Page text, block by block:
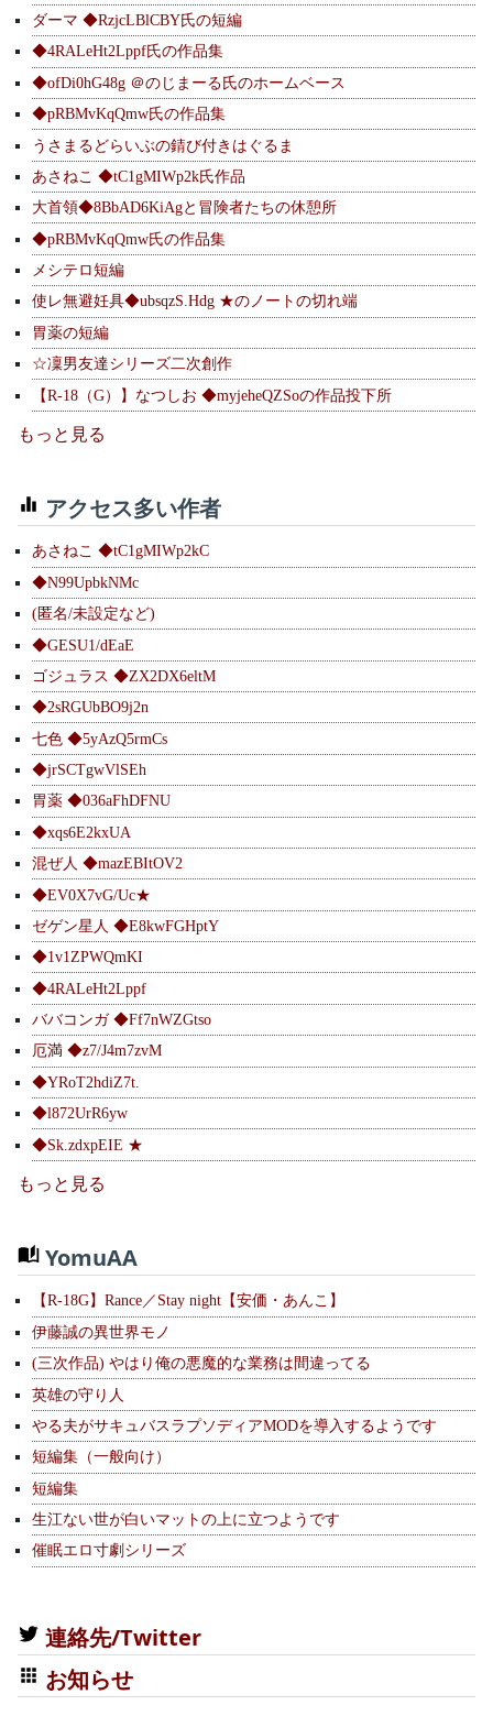
ダーマ ◆RzjcLBlCBY氏の短編
◆4RALeHt2Lppf氏の作品集
◆ofDi0hG48g ＠のじまーる氏のホームベース
◆pRBMvKqQmw氏の作品集
うさまるどらいぶの錆び付きはぐるま
あさねこ ◆tC1gMIWp2k氏作品
大首領◆8BbAD6KiAgと冒険者たちの休憩所
◆pRBMvKqQmw氏の作品集
メシテロ短編
使レ無避妊具◆ubsqzS.Hdg ★のノートの切れ端
胃薬の短編
☆凜男友達シリーズ二次創作
【R-18（G）】なつしお ◆myjeheQZSoの作品投下所
もっと見る
アクセス多い作者
あさねこ ◆tC1gMIWp2kC
◆N99UpbkNMc
(匿名/未設定など)
◆GESU1/dEaE
ゴジュラス ◆ZX2DX6eltM
◆2sRGUbBO9j2n
七色 ◆5yAzQ5rmCs
◆jrSCTgwVlSEh
胃薬 ◆036aFhDFNU
◆xqs6E2kxUA
混ぜ人 ◆mazEBItOV2
◆EV0X7vG/Uc★
ゼゲン星人 ◆E8kwFGHptY
◆1v1ZPWQmKI
◆4RALeHt2Lppf
ババコンガ ◆Ff7nWZGtso
厄満 ◆z7/J4m7zvM
◆YRoT2hdiZ7t.
◆l872UrR6yw
◆Sk.zdxpEIE ★
もっと見る
YomuAA
【R-18G】Rance／Stay night【安価・あんこ】
伊藤誠の異世界モノ
(三次作品) やはり俺の悪魔的な業務は間違ってる
英雄の守り人
やる夫がサキュバスラプソディアMODを導入するようです
短編集（一般向け）
短編集
生江ない世が白いマットの上に立つようです
催眠エロ寸劇シリーズ
連絡先/Twitter
お知らせ